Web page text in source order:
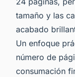
tamaño y las
acabado
Un enfoque
número de
consumación